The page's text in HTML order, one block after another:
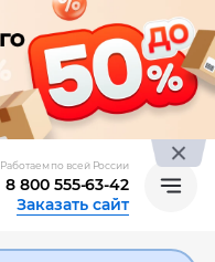
Работаем по всей России
8 800 555-63-42
Заказать сайт